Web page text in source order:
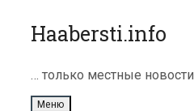
Перейти
к
Haabersti.info
… только местные новости
Меню